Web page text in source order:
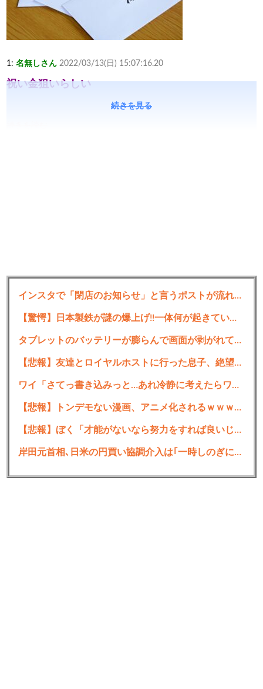
1: 名無しさん 2022/03/13(日) 15:07:16.20
祝い金狙いらしい
続きを見る
インスタで「閉店のお知らせ」と言うポストが流れてくるたびに思う事がコレ…
【驚愕】日本製鉄が謎の爆上げ!!一体何が起きているのか??
タブレットのバッテリーが膨らんで画面が剥がれてきたんやが
【悲報】友達とロイヤルホストに行った息子、絶望ｗｗｗｗｗｗｗ
ワイ「さてっ書き込みっと…あれ冷静に考えたらワイ間違ってるわ」←これの対処法
【悲報】トンデモない漫画、アニメ化されるｗｗｗｗｗｗｗｗｗ
【悲報】ぼく「才能がないなら努力をすれば良いじゃない」お前ら「努力できるのも才能だよ」
岸田元首相､日米の円買い協調介入は｢一時しのぎに過ぎない｣｢財政政策､金融政策でやるべきことをしっかりやっておくことが大事｣